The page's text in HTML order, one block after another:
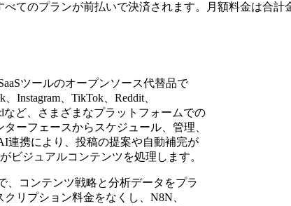
べてのプランが前払いで決済されます。月額料金は合計
ツールのオープンソース代替品で
Instagram、TikTok、Reddit、
など、さまざまなプラットフォームでの
ーフェースからスケジュール、管理、
連携により、投稿の提案や自動補完が
ビジュアルコンテンツを処理します。
、コンテンツ戦略と分析データをプラ
リプション料金をなくし、N8N、